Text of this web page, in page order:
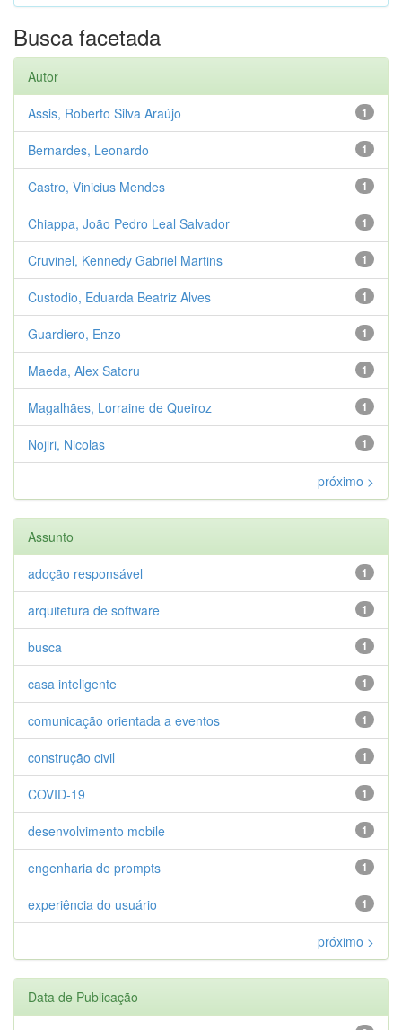
Busca facetada
Autor
1
Assis, Roberto Silva Araújo
1
Bernardes, Leonardo
1
Castro, Vinicius Mendes
1
Chiappa, João Pedro Leal Salvador
1
Cruvinel, Kennedy Gabriel Martins
1
Custodio, Eduarda Beatriz Alves
1
Guardiero, Enzo
1
Maeda, Alex Satoru
1
Magalhães, Lorraine de Queiroz
1
Nojiri, Nicolas
próximo >
Assunto
1
adoção responsável
1
arquitetura de software
1
busca
1
casa inteligente
1
comunicação orientada a eventos
1
construção civil
1
COVID-19
1
desenvolvimento mobile
1
engenharia de prompts
1
experiência do usuário
próximo >
Data de Publicação